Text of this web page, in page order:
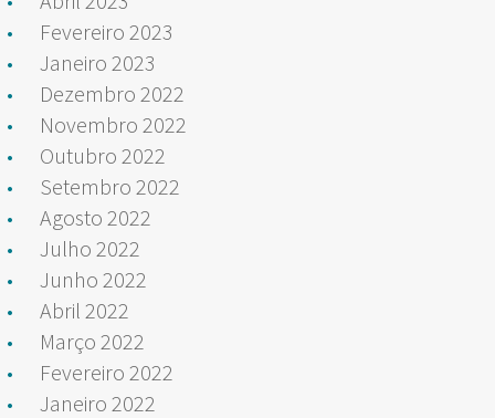
Fevereiro 2023
Janeiro 2023
Dezembro 2022
Novembro 2022
Outubro 2022
Setembro 2022
Agosto 2022
Julho 2022
Junho 2022
Abril 2022
Março 2022
Fevereiro 2022
Janeiro 2022